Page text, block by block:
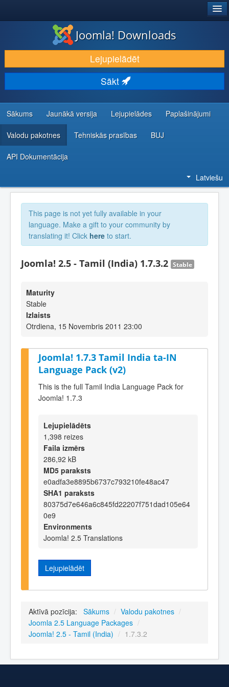
LEJUPIELĀDĒT UN PAPLAŠINĀT
ATKLĀJ UN IEMĀCIES
KOPIENA UN ATBALSTS
IZSTRĀDĀTĀJU RESURSI
Joomla! Downloads
Lejupielādēt
Sākt
Sākums Jaunākā versija Lejupielādes Paplašinājumi
Valodu pakotnes Tehniskās prasības BUJ
API Dokumentācija
Latviešu
This page is not yet fully available in your
language. Make a gift to your community by
translating it! Click here to start.
Joomla! 2.5 - Tamil (India) 1.7.3.2 Stable
Maturity
Stable
Izlaists
Otrdiena, 15 Novembris 2011 23:00
Joomla! 1.7.3 Tamil India ta-IN
Language Pack (v2)
This is the full Tamil India Language Pack for
Joomla! 1.7.3
Lejupielādēts
1,398 reizes
Faila izmērs
286,92 kB
MD5 paraksts
e0adfa3e8895b6737c793210fe48ac47
SHA1 paraksts
80375d7e646a6c845fd22207f751dad105e64
0e9
Environments
Joomla! 2.5 Translations
Lejupielādēt
Aktīvā pozīcija: Sākums / Valodu pakotnes /
Joomla 2.5 Language Packages /
Joomla! 2.5 - Tamil (India) / 1.7.3.2